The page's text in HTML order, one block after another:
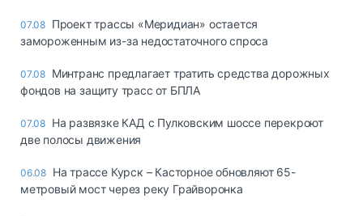
07.08 Проект трассы «Меридиан» остается
замороженным из-за недостаточного спроса
07.08 Минтранс предлагает тратить средства дорожных
фондов на защиту трасс от БПЛА
07.08 На развязке КАД с Пулковским шоссе перекроют
две полосы движения
06.08 На трассе Курск – Касторное обновляют 65-
метровый мост через реку Грайворонка